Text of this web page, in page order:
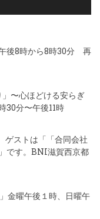
後8時から8時30分 再
〜心ほどける安らぎ
分〜午後11時
ストは「「合同会社
です。BNI滋賀西京都
金曜午後１時、日曜午